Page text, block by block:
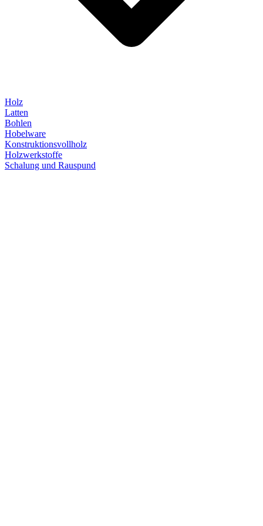
Holz
Latten
Bohlen
Hobelware
Konstruktionsvollholz
Holzwerkstoffe
Schalung und Rauspund